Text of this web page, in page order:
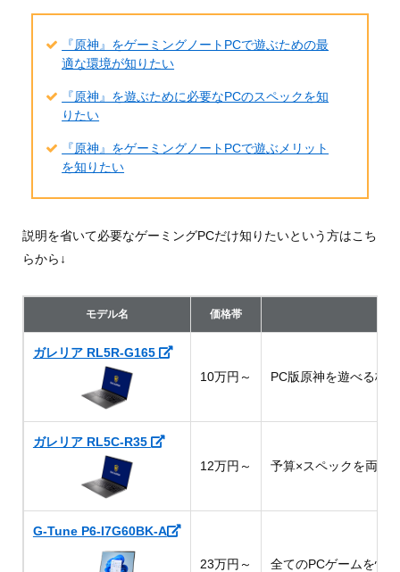
『原神』をゲーミングノートPCで遊ぶための最
適な環境が知りたい
『原神』を遊ぶために必要なPCのスペックを知
りたい
『原神』をゲーミングノートPCで遊ぶメリット
を知りたい
説明を省いて必要なゲーミングPCだけ知りたいという方はこち
らから↓
モデル名 価格帯
ガレリア RL5R-G165
10万円～
PC版原神を遊べる格
ガレリア RL5C-R35
12万円～
予算×スペックを両立
G-Tune P6-I7G60BK-A
23万円～ 全てのPCゲームを快